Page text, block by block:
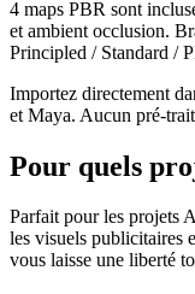
4 maps PBR sont
et ambient occlusion.
Principled / Standard /
Importez directement
et Maya. Aucun pré-
Pour quels
Parfait pour les projets
les visuels publicitaires
vous laisse une liberté